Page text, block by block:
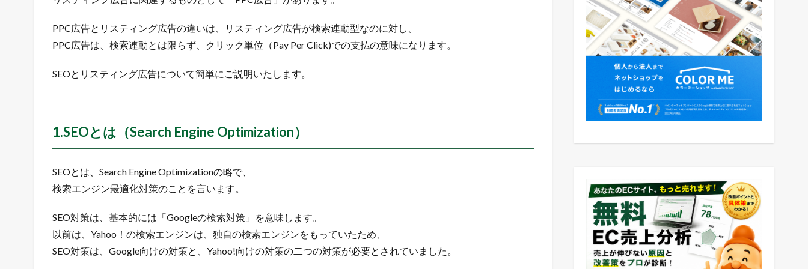
で
検
エ
か
ら
特
の
ウ
イ
ト
PPC広告とリスティング広告の違いは、リスティング広告が検索連動型なのに対し、
PPC広告は、検索連動とは限らず、クリック単位（Pay Per Click)での支払の意味になります。
SEOとリスティング広告について簡単にご説明いたします。
1.SEOとは（Search Engine Optimization）
SEOとは、Search Engine Optimizationの略で、
検索エンジン最適化対策のことを言います。
SEO対策は、基本的には「Googleの検索対策」を意味します。
以前は、Yahoo！の検索エンジンは、独自の検索エンジンをもっていたため、
SEO対策は、Google向けの対策と、Yahoo!向けの対策の二つの対策が必要とされていました。